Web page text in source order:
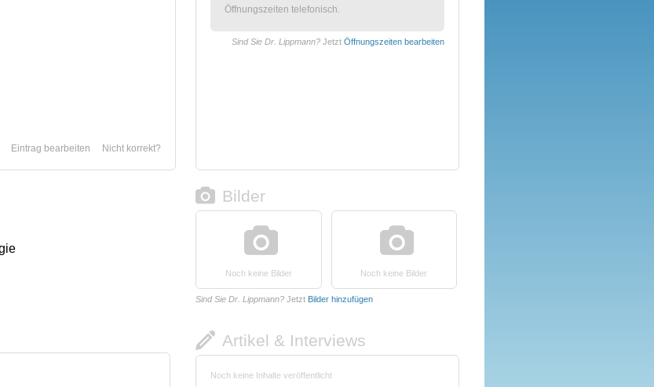
Nicht korrekt?
Eintrag bearbeiten
Öffnungszeiten telefonisch.
Sind Sie Dr. Lippmann? Jetzt Öffnungszeiten bearbeiten
Bilder
Noch keine Bilder Noch keine Bilder
Sind Sie Dr. Lippmann? Jetzt Bilder hinzufügen
Artikel & Interviews
Noch keine Inhalte veröffentlicht